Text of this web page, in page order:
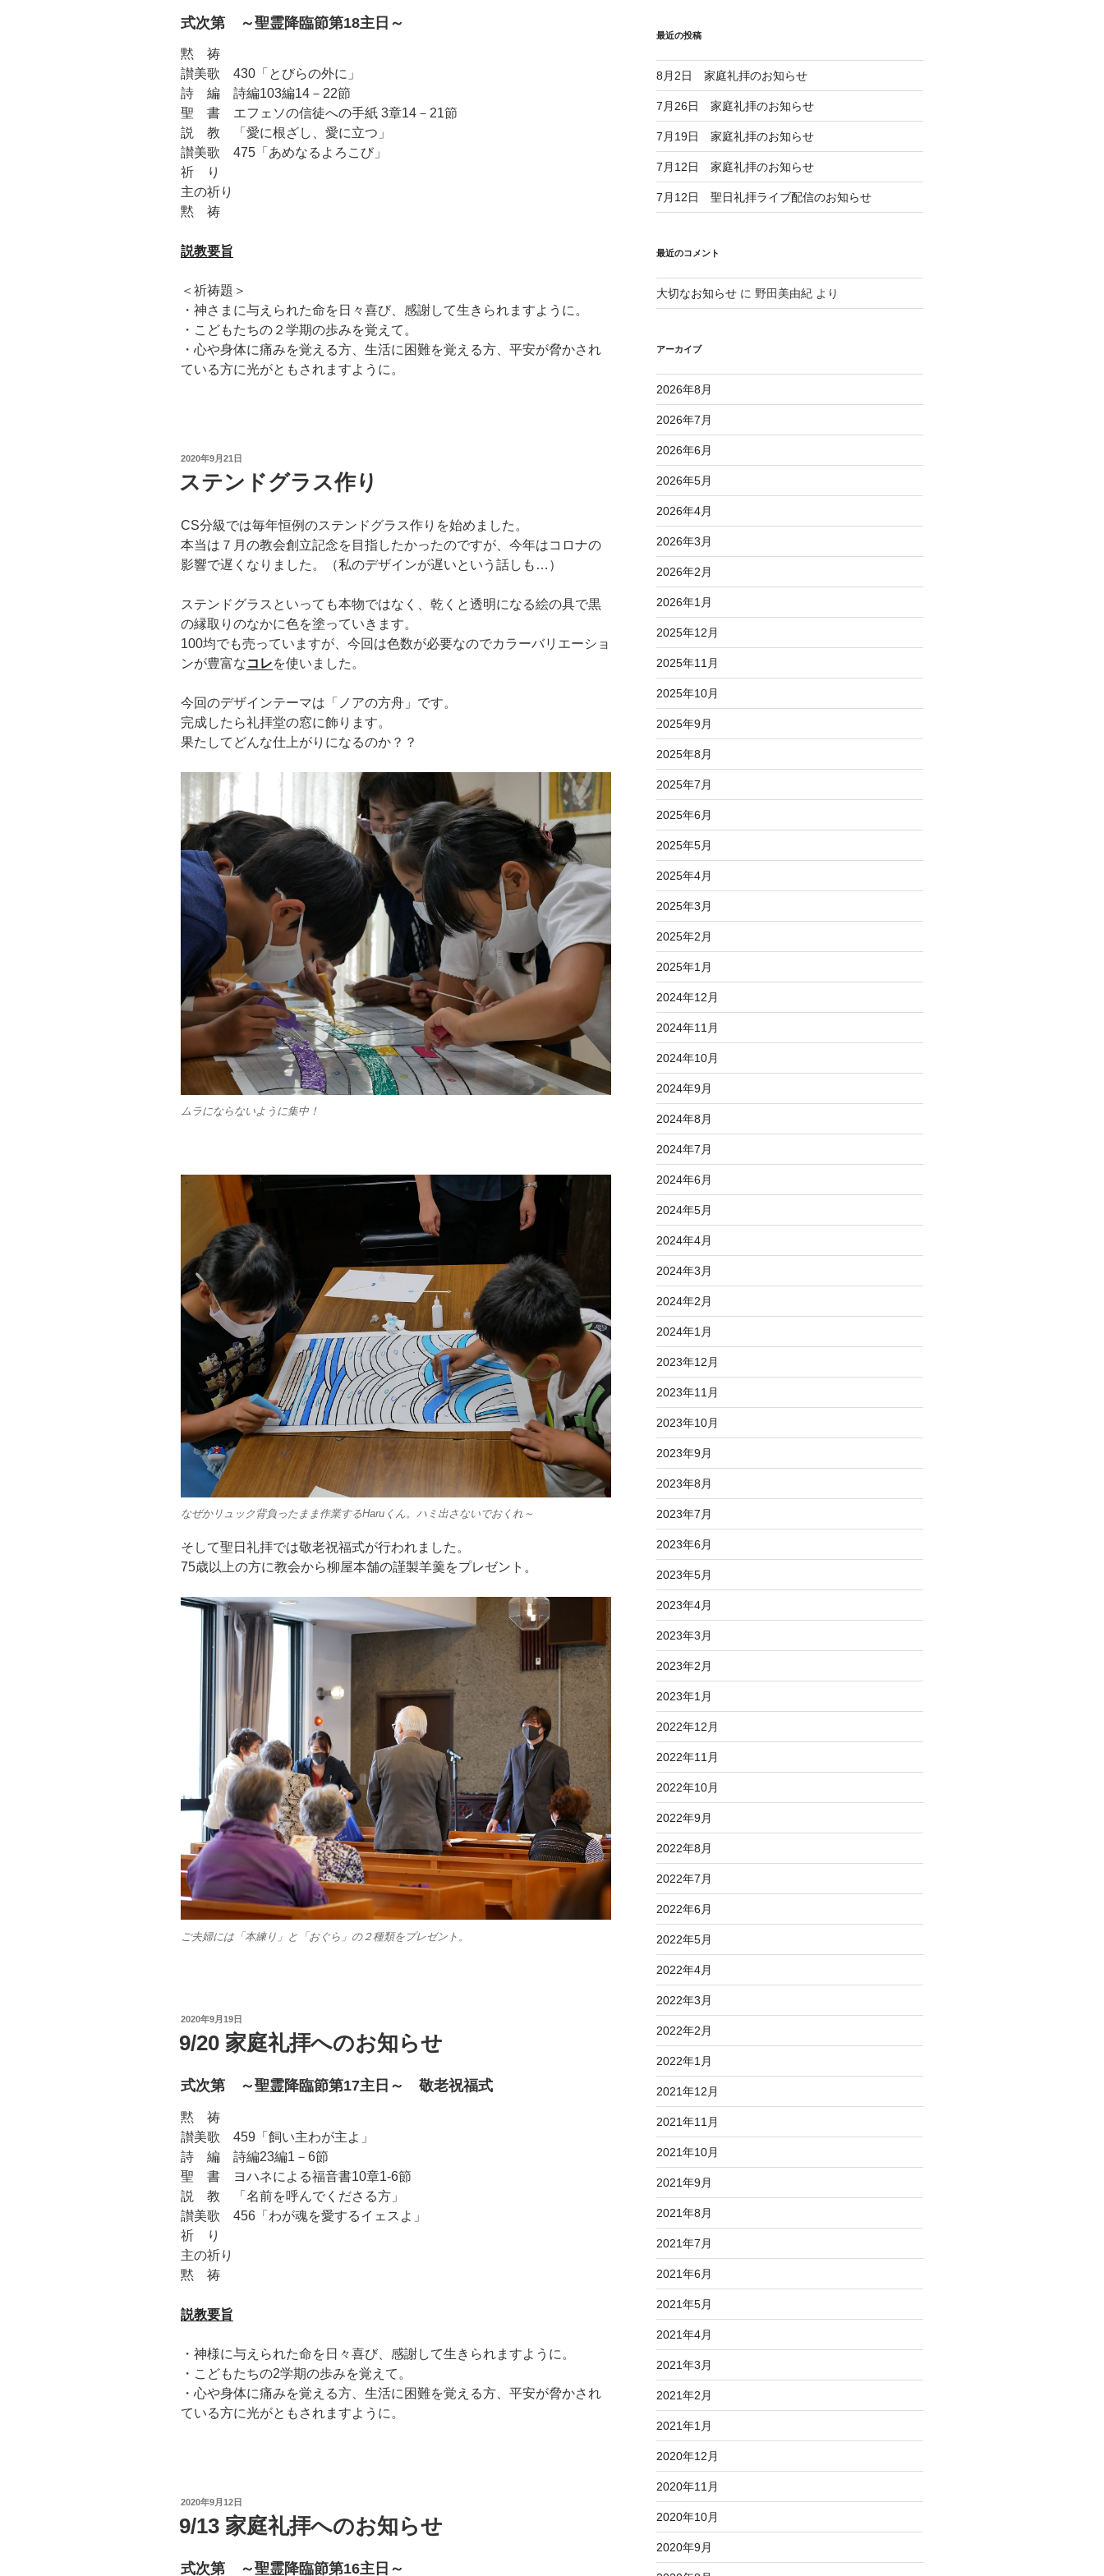
式次第 ～聖霊降臨節第18主日～
黙 祷
讃美歌 430「とびらの外に」
詩 編 詩編103編14－22節
聖 書 エフェソの信徒への手紙 3章14－21節
説 教 「愛に根ざし、愛に立つ」
讃美歌 475「あめなるよろこび」
祈 り
主の祈り
黙 祷
説教要旨
＜祈祷題＞
・神さまに与えられた命を日々喜び、感謝して生きられますように。
・こどもたちの２学期の歩みを覚えて。
・心や身体に痛みを覚える方、生活に困難を覚える方、平安が脅かされ
ている方に光がともされますように。
投
日:
2020年9月21日
ステンドグラス作り
CS分級では毎年恒例のステンドグラス作りを始めました。
本当は７月の教会創立記念を目指したかったのですが、今年はコロナの
影響で遅くなりました。（私のデザインが遅いという話しも…）
ステンドグラスといっても本物ではなく、乾くと透明になる絵の具で黒
の縁取りのなかに色を塗っていきます。
100均でも売っていますが、今回は色数が必要なのでカラーバリエーショ
ンが豊富なコレを使いました。
今回のデザインテーマは「ノアの方舟」です。
完成したら礼拝堂の窓に飾ります。
果たしてどんな仕上がりになるのか？？
ムラにならないように集中！
なぜかリュック背負ったまま作業するHaruくん。ハミ出さないでおくれ～
そして聖日礼拝では敬老祝福式が行われました。
75歳以上の方に教会から柳屋本舗の謹製羊羹をプレゼント。
ご夫婦には「本練り」と「おぐら」の２種類をプレゼント。
投
日:
2020年9月19日
9/20 家庭礼拝へのお知らせ
式次第 ～聖霊降臨節第17主日～ 敬老祝福式
黙 祷
讃美歌 459「飼い主わが主よ」
詩 編 詩編23編1－6節
聖 書 ヨハネによる福音書10章1-6節
説 教 「名前を呼んでくださる方」
讃美歌 456「わが魂を愛するイェスよ」
祈 り
主の祈り
黙 祷
説教要旨
・神様に与えられた命を日々喜び、感謝して生きられますように。
・こどもたちの2学期の歩みを覚えて。
・心や身体に痛みを覚える方、生活に困難を覚える方、平安が脅かされ
ている方に光がともされますように。
投
日:
2020年9月12日
9/13 家庭礼拝へのお知らせ
式次第 ～聖霊降臨節第16主日～
最近の投稿
8月2日 家庭礼拝のお知らせ
7月26日 家庭礼拝のお知らせ
7月19日 家庭礼拝のお知らせ
7月12日 家庭礼拝のお知らせ
7月12日 聖日礼拝ライブ配信のお知らせ
最近のコメント
大切なお知らせに 野田美由紀より
アーカイブ
2026年8月
2026年7月
2026年6月
2026年5月
2026年4月
2026年3月
2026年2月
2026年1月
2025年12月
2025年11月
2025年10月
2025年9月
2025年8月
2025年7月
2025年6月
2025年5月
2025年4月
2025年3月
2025年2月
2025年1月
2024年12月
2024年11月
2024年10月
2024年9月
2024年8月
2024年7月
2024年6月
2024年5月
2024年4月
2024年3月
2024年2月
2024年1月
2023年12月
2023年11月
2023年10月
2023年9月
2023年8月
2023年7月
2023年6月
2023年5月
2023年4月
2023年3月
2023年2月
2023年1月
2022年12月
2022年11月
2022年10月
2022年9月
2022年8月
2022年7月
2022年6月
2022年5月
2022年4月
2022年3月
2022年2月
2022年1月
2021年12月
2021年11月
2021年10月
2021年9月
2021年8月
2021年7月
2021年6月
2021年5月
2021年4月
2021年3月
2021年2月
2021年1月
2020年12月
2020年11月
2020年10月
2020年9月